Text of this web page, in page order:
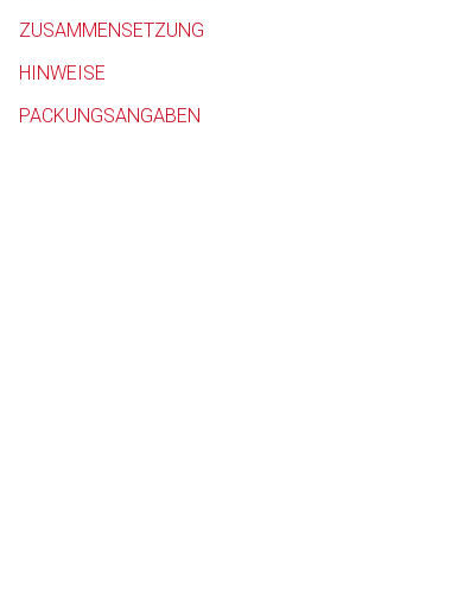
ZUSAMMENSETZUNG
HINWEISE
PACKUNGSANGABEN
Der von